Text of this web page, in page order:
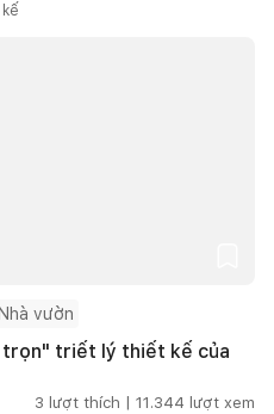
Nhà vườn
trọn" triết lý thiết kế của
3 lượt thích | 11.344 lượt xem